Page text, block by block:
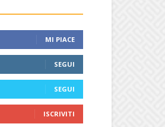
MI PIACE
SEGUI
SEGUI
ISCRIVITI